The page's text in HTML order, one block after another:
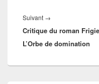
Suivant →
suivant :
Critique du roman
L’Orbe de domination